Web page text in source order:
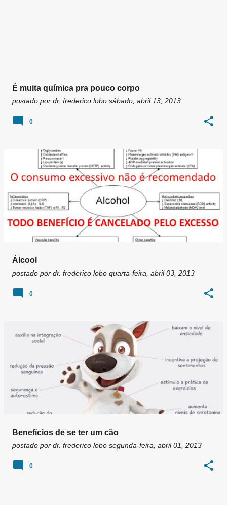
É muita química pra pouco corpo
postado por dr. frederico lobo sábado, abril 13, 2013
0
Álcool
postado por dr. frederico lobo quarta-feira, abril 03, 2013
0
Benefícios de se ter um cão
postado por dr. frederico lobo segunda-feira, abril 01, 2013
0